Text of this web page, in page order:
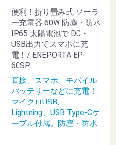
便利！折り畳み式 ソーラ
ー充電器 60W 防塵・防水
IP65 太陽電池で DC・
USB出力でスマホに充
電！/ ENEPORTA EP-
60SP
直接、スマホ、モバイル
バッテリーなどに充電！
マイクロUSB、
Lightning、USB Type-Cケ
ーブル付属。防塵・防水